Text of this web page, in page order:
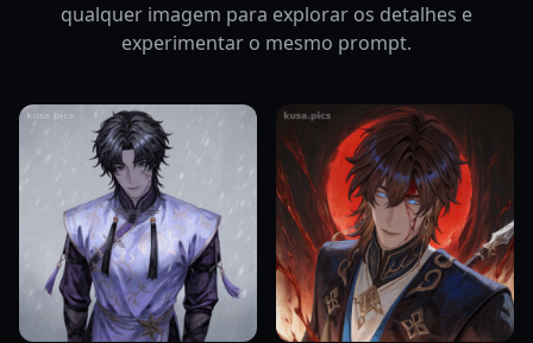
qualquer imagem para explorar os detalhes e
experimentar o mesmo prompt.